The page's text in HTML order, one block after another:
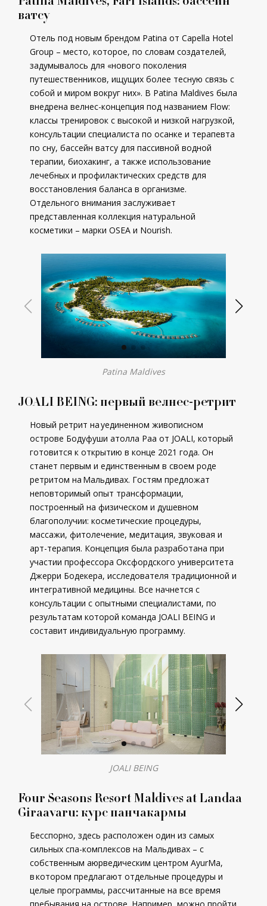
ватсу
Отель под новым брендом Patina от Capella Hotel
Group – место, которое, по словам создателей,
задумывалось для «нового поколения
путешественников, ищущих более тесную связь с
собой и миром вокруг них». В Patina Maldives была
внедрена велнес-концепция под названием Flow:
классы тренировок с высокой и низкой нагрузкой,
консультации специалиста по осанке и терапевта
по сну, бассейн ватсу для пассивной водной
терапии, биохакинг, а также использование
лечебных и профилактических средств для
восстановления баланса в организме.
Отдельного внимания заслуживает
представленная коллекция натуральной
косметики – марки OSEA и Nourish.
Patina Maldives
JOALI BEING: первый велнес-ретрит
Новый ретрит на уединенном живописном
острове Бодуфуши атолла Раа от JOALI, который
готовится к открытию в конце 2021 года. Он
станет первым и единственным в своем роде
ретритом на Мальдивах. Гостям предложат
неповторимый опыт трансформации,
построенный на физическом и душевном
благополучии: косметические процедуры,
массажи, фитолечение, медитация, звуковая и
арт-терапия. Концепция была разработана при
участии профессора Оксфордского университета
Джерри Бодекера, исследователя традиционной и
интегративной медицины. Все начнется с
консультации с опытными специалистами, по
результатам которой команда JOALI BEING и
составит индивидуальную программу.
JOALI BEING
Four Seasons Resort Maldives at Landaa
Giraavaru: курс панчакармы
Бесспорно, здесь расположен один из самых
сильных спа-комплексов на Мальдивах – c
собственным аюрведическим центром AyurMa,
в котором предлагают отдельные процедуры и
целые программы, рассчитанные на все время